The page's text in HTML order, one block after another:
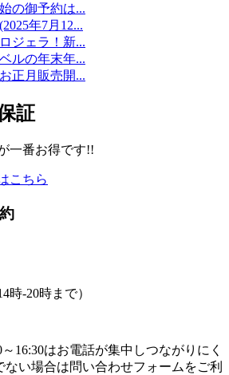
の御予約は...
年7月12...
ジェラ！新...
ルの年末年...
正月販売開...
証
一番お得です!!
こちら
時-20時まで）
16:30はお電話が集中しつながりにく
ない場合は問い合わせフォームをご利